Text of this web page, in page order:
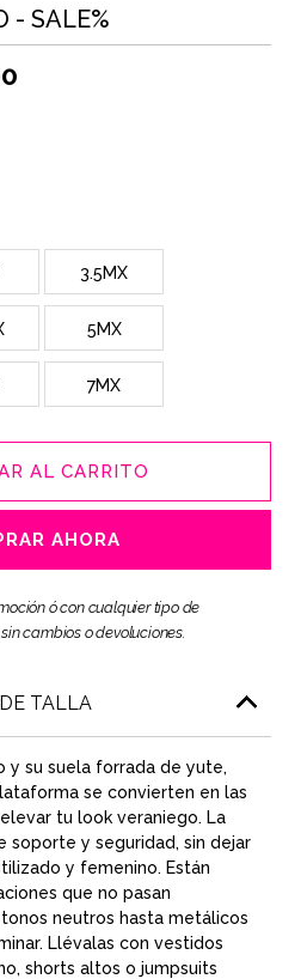
- SALE%
3.5MX
5MX
7MX
AL CARRITO
AHORA
ó con cualquier tipo de
cambios o devoluciones.
TALLA
y su suela forrada de yute,
se convierten en las
tu look veraniego. La
soporte y seguridad, sin dejar
y femenino. Están
que no pasan
neutros hasta metálicos
Llévalas con vestidos
shorts altos o jumpsuits